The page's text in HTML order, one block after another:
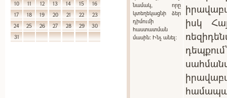
10
11 12 13 14 15
16
17
18 19 20 21 22
23
24
25 26 27 28 29
30
31
նամակ, որը
կտեղեկացնի ձեր
դիմումի
հաստատման
մասին: Ինչ անել:
իսկ